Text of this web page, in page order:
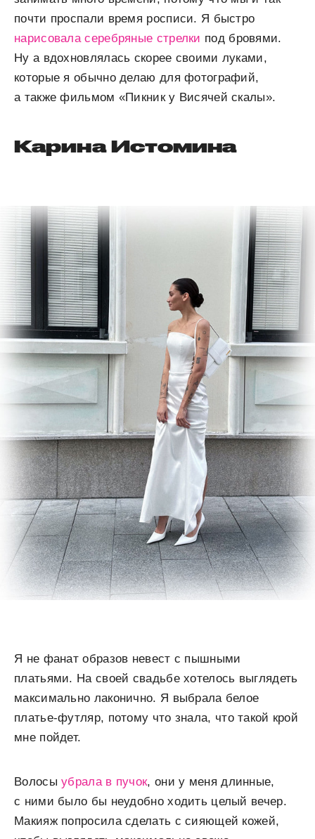
почти проспали время росписи. Я быстро
нарисовала серебряные стрелки под бровями.
Ну а вдохновлялась скорее своими луками,
которые я обычно делаю для фотографий,
а также фильмом «Пикник у Висячей скалы».
Карина Истомина
Я не фанат образов невест с пышными
платьями. На своей свадьбе хотелось выглядеть
максимально лаконично. Я выбрала белое
платье-футляр, потому что знала, что такой крой
мне пойдет.
Волосыубрала в пучок, они у меня длинные,
с ними было бы неудобно ходить целый вечер.
Макияж попросила сделать с сияющей кожей,